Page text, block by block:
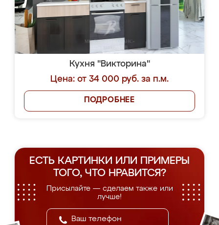
Кухня "Викторина"
Цена: от 34 000 руб. за п.м.
ПОДРОБНЕЕ
ЕСТЬ КАРТИНКИ ИЛИ ПРИМЕРЫ
ТОГО, ЧТО НРАВИТСЯ?
Присылайте — сделаем также или
лучше!